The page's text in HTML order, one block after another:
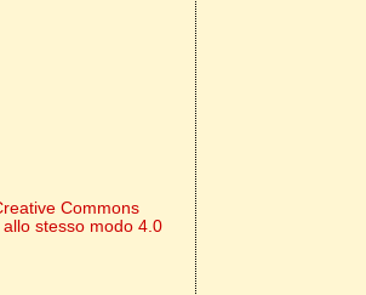
Commons
stesso modo 4.0